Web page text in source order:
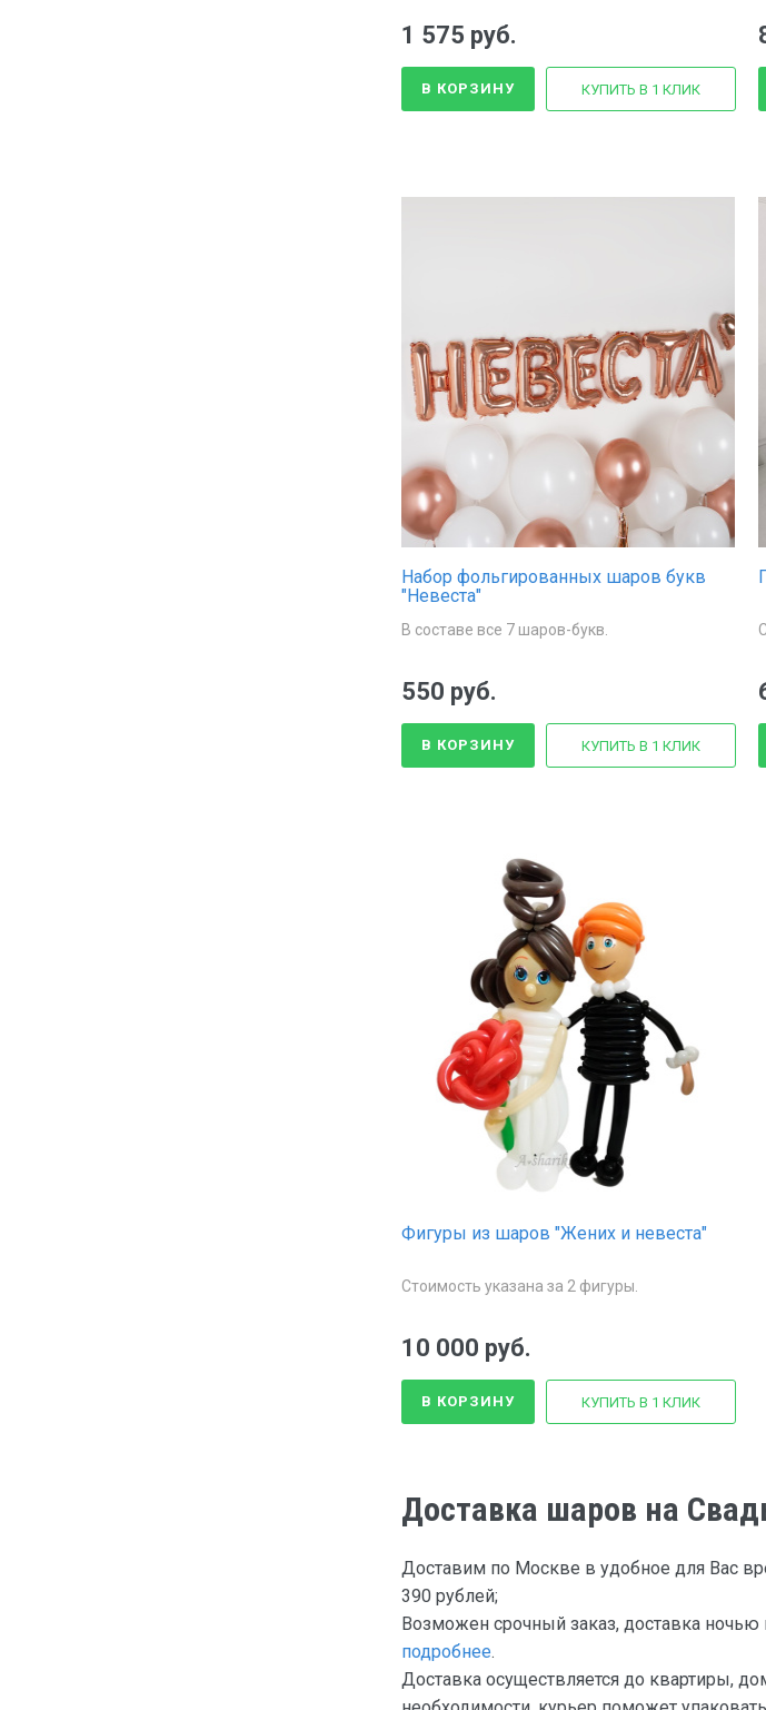
1 575 руб.
В КОРЗИНУ КУПИТЬ В 1 КЛИК
Набор фольгированных шаров букв
"Невеста"
В составе все 7 шаров-букв.
550 руб.
В КОРЗИНУ КУПИТЬ В 1 КЛИК
Фигуры из шаров "Жених и невеста"
Стоимость указана за 2 фигуры.
10 000 руб.
В КОРЗИНУ КУПИТЬ В 1 КЛИК
Доставка шаров на
Доставим по Москве в удобное для Вас
390 рублей;
Возможен срочный заказ, доставка
подробнее.
Доставка осуществляется до квартиры,